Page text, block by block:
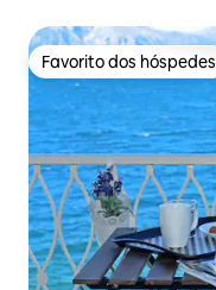
Favorito dos hóspedes
Favorito dos hóspedes